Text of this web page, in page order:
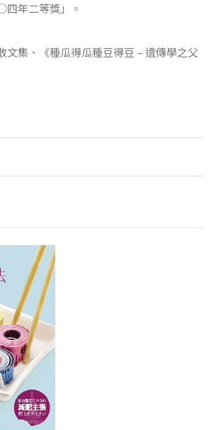
年二等獎」。
文集、《種瓜得瓜種豆得豆 – 遺傳學之父